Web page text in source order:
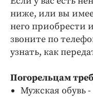
ниже, или вы
него приобрести
звоните по
узнать, как
Погорельцам
Мужская обувь -